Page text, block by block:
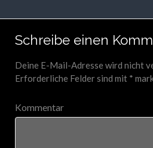
Schreibe einen
Deine E-Mail-Adresse wird nicht
Erforderliche Felder sind mit *
Kommentar